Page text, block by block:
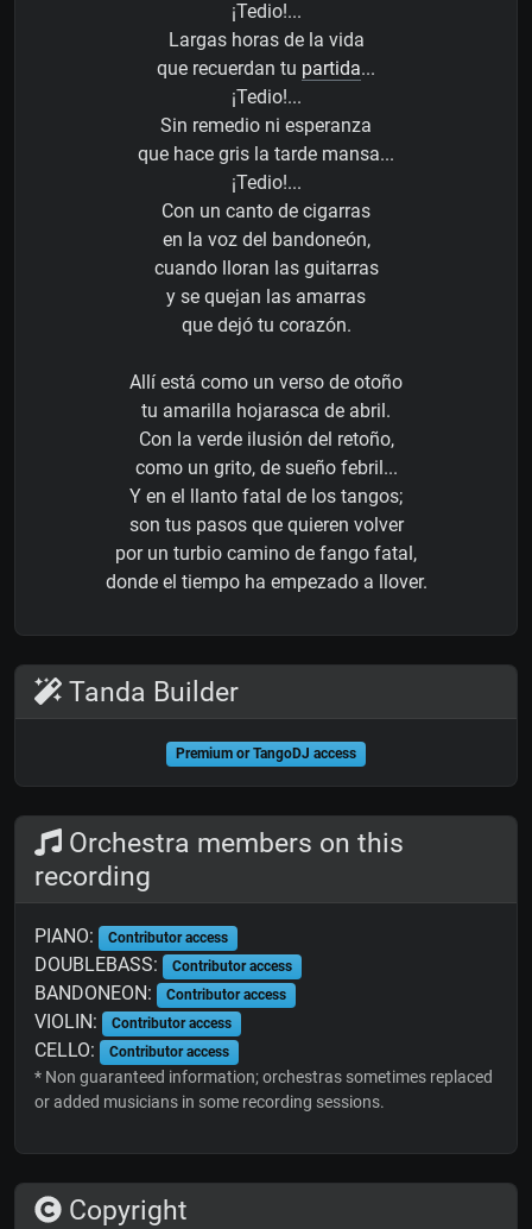
¡Tedio!...
Largas horas de la vida
que recuerdan tu partida...
¡Tedio!...
Sin remedio ni esperanza
que hace gris la tarde mansa...
¡Tedio!...
Con un canto de cigarras
en la voz del bandoneón,
cuando lloran las guitarras
y se quejan las amarras
que dejó tu corazón.
Allí está como un verso de otoño
tu amarilla hojarasca de abril.
Con la verde ilusión del retoño,
como un grito, de sueño febril...
Y en el llanto fatal de los tangos;
son tus pasos que quieren volver
por un turbio camino de fango fatal,
donde el tiempo ha empezado a llover.
Tanda Builder
Premium or TangoDJ access
Orchestra members on this
recording
PIANO: Contributor access
DOUBLEBASS: Contributor access
BANDONEON: Contributor access
VIOLIN: Contributor access
CELLO: Contributor access
* Non guaranteed information; orchestras sometimes replaced
or added musicians in some recording sessions.
Copyright